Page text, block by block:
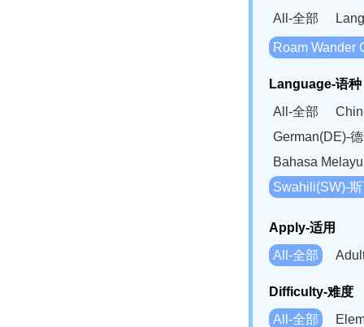
All-全部
Roam Wander
Language-语种
All-全部
German(DE)-
Bahasa
Swahili(SW)-
Apply-适用
All-全部
Difficulty-难度
All-全部